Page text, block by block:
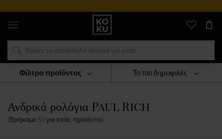
Αυθεντικά
αρώματα
και
ρολόγια
σε
μέρος
ΡΟΛΟΓΙΑ
Ανδρικά Ρολόγια Ανδρικά Ρολόγια Paul Rich
Ανδρικά ρολόγια Paul Rich
(Βρήκαμε 52 για εσάς προϊόντα)
Το πιο δημοφιλές
Φίλτρο προϊόντος